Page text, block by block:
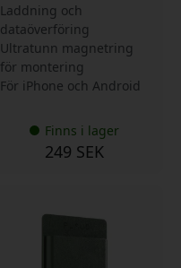
Laddning och
dataöverföring
Ultratunn magnetring
för montering
För iPhone och Android
Finns i lager
249 SEK